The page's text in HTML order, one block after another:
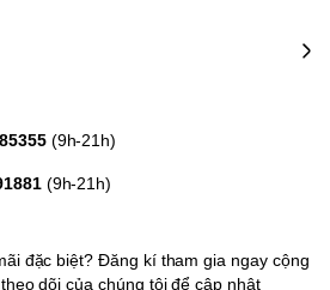
(9h-21h)
(9h-21h)
đặc biệt? Đăng kí tham gia ngay cộng
dõi của chúng tôi để cập nhật